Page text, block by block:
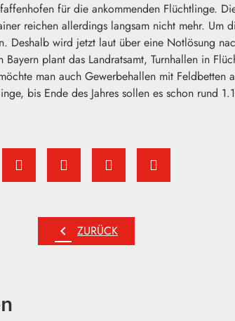
für die ankommenden Flüchtlinge.
reichen allerdings langsam nicht mehr. Um
Deshalb wird jetzt laut über eine Notlösung
plant das Landratsamt, Turnhallen in
man auch Gewerbehallen mit Feldbetten
bis Ende des Jahres sollen es schon rund
chevron_left ZURÜCK